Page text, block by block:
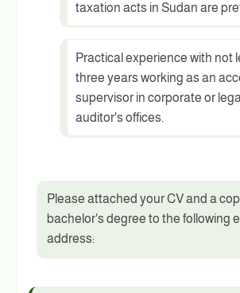
taxation acts in Sudan are
Practical experience with not
three years working as an
supervisor in corporate or
auditor's offices.
Please attached your CV and a
bachelor's degree to the following
address: